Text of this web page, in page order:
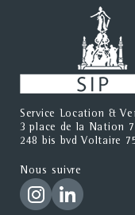
Service Location &
3 place de la Nation
248 bis bvd Voltaire
Nous suivre